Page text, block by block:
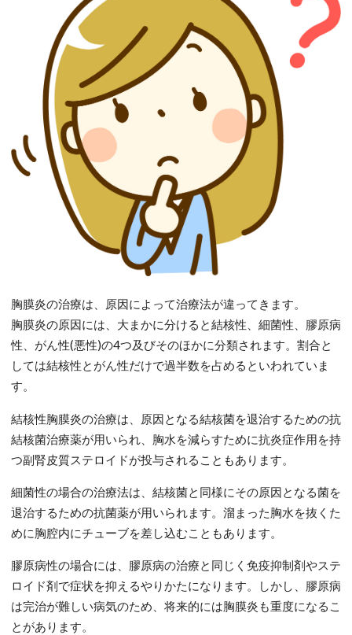
胸膜炎の治療は、原因によって治療法が違ってきます。
胸膜炎の原因には、大まかに分けると結核性、細菌性、膠原病
性、がん性(悪性)の4つ及びそのほかに分類されます。割合と
しては結核性とがん性だけで過半数を占めるといわれていま
す。
結核性胸膜炎の治療は、原因となる結核菌を退治するための抗
結核菌治療薬が用いられ、胸水を減らすために抗炎症作用を持
つ副腎皮質ステロイドが投与されることもあります。
細菌性の場合の治療法は、結核菌と同様にその原因となる菌を
退治するための抗菌薬が用いられます。溜まった胸水を抜くた
めに胸腔内にチューブを差し込むこともあります。
膠原病性の場合には、膠原病の治療と同じく免疫抑制剤やステ
ロイド剤で症状を抑えるやりかたになります。しかし、膠原病
は完治が難しい病気のため、将来的には胸膜炎も重度になるこ
とがあります。